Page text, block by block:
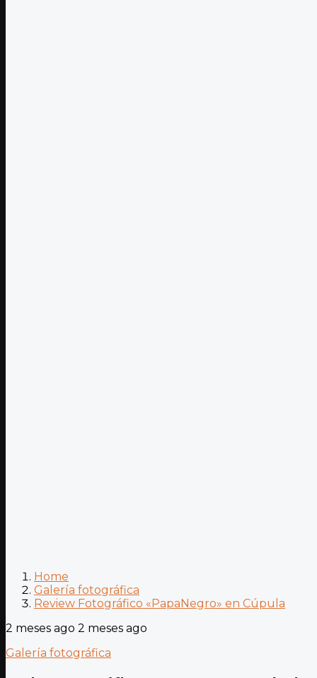
Home
Galería fotográfica
Review Fotográfico «PapaNegro» en Cúpula
2 meses ago 2 meses ago
Galería fotográfica